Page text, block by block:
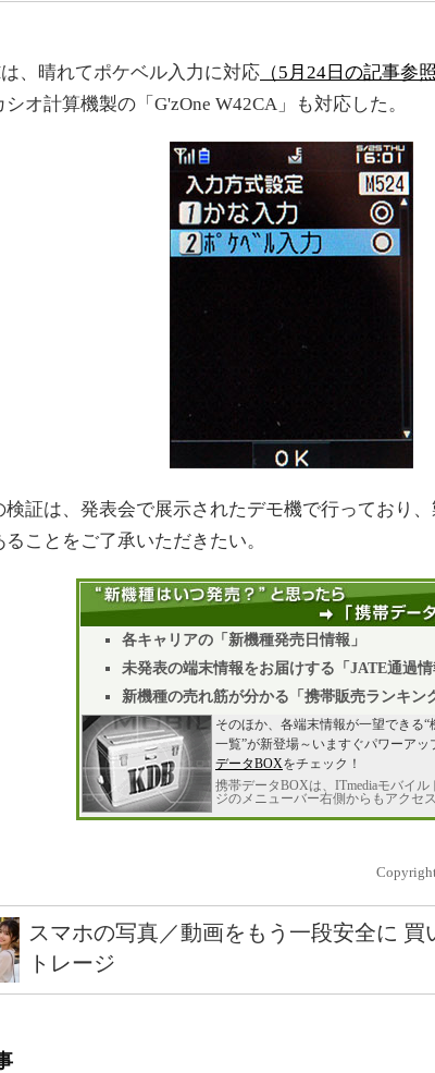
、晴れてポケベル入力に対応 （5月24日の記事参照
オ計算機製の「G'zOne W42CA」も対応した。
証は、発表会で展示されたデモ機で行っており
ことをご了承いただきたい。
各キャリアの「新機種発売日情報」
未発表の端末情報をお届けする「JATE通過情
新機種の売れ筋が分かる「携帯販売ランキン
そのほか、各端末情報が一望できる“
一覧”が新登場～いますぐパワーアッ
データBOXをチェック！
携帯データBOXは、ITmediaモバイル
ジのメニューバー右側からもアクセ
スマホの写真／動画をもう一段安全に 買
トレージ